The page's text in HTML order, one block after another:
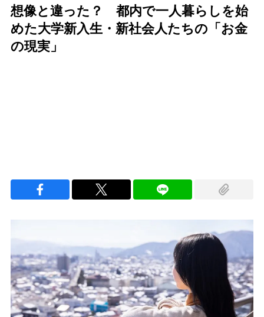
想像と違った？ 都内で一人暮らしを始
めた大学新入生・新社会人たちの「お金
の現実」